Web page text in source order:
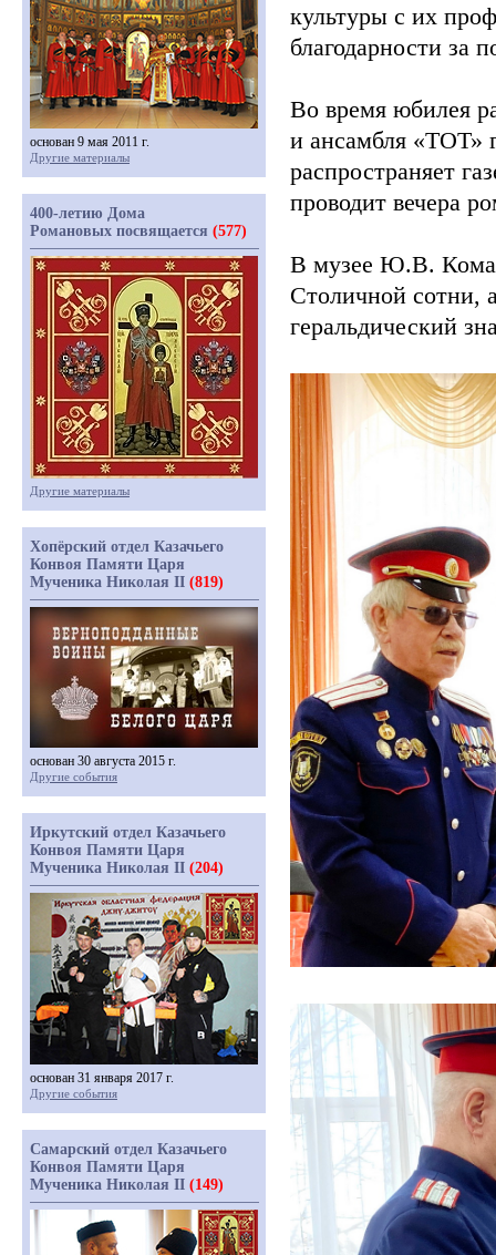
культуры с их
благодарности за
Во время юбилея
и ансамбля «ТОТ»
распространяет
проводит вечера
В музее Ю.В.
Столичной сотни,
геральдический
основан 9 мая 2011 г.
Другие материалы
400-летию Дома
Романовых посвящается (577)
Другие материалы
Хопёрский отдел Казачьего
Конвоя Памяти Царя
Мученика Николая II (819)
основан 30 августа 2015 г.
Другие события
Иркутский отдел Казачьего
Конвоя Памяти Царя
Мученика Николая II (204)
основан 31 января 2017 г.
Другие события
Самарский отдел Казачьего
Конвоя Памяти Царя
Мученика Николая II (149)